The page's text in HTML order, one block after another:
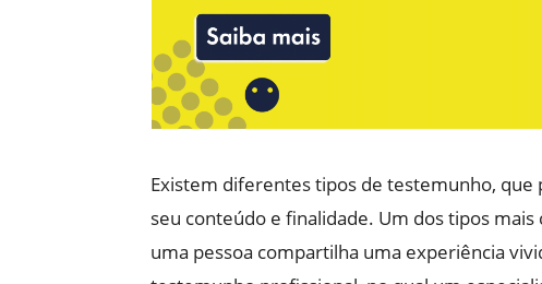
Existem diferentes tipos de testemunho, que
seu conteúdo e finalidade. Um dos tipos
uma pessoa compartilha uma experiência